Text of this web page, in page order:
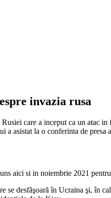
invazia rusa
care a inceput ca un atac in
asistat la o conferinta de presa
aici si in noiembrie 2021
desfăşoară în Ucraina şi, în